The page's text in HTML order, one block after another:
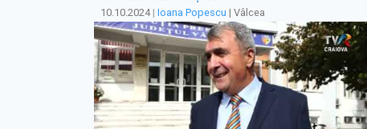
10.10.2024| Ioana Popescu | Vâlcea